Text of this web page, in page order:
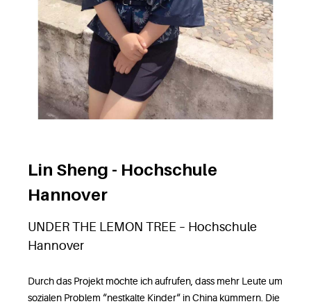
Lin Sheng - Hochschule
Hannover
UNDER THE LEMON TREE – Hochschule
Hannover
Durch das Projekt möchte ich aufrufen, dass mehr Leute um
sozialen Problem “nestkalte Kinder“ in China kümmern. Die